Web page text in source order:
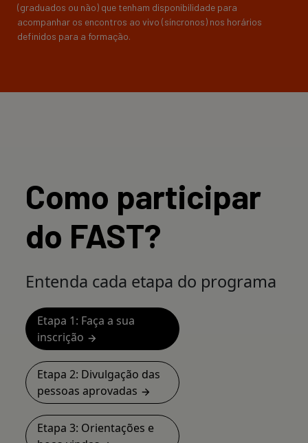
(graduados ou não) que tenham disponibilidade para
acompanhar os encontros ao vivo (síncronos) nos horários
definidos para a formação.
Como participar
do FAST?
Entenda cada etapa do programa
Etapa 1: Faça a sua
inscrição
Etapa 2: Divulgação das
pessoas aprovadas
Etapa 3: Orientações e